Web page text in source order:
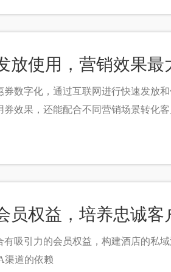
放使用，营销效果最
数字化，通过互联网进行快速发放
效果，还能配合不同营销场景转化客
员权益，培养忠诚客
吸引力的会员权益，构建酒店的私
渠道的依赖